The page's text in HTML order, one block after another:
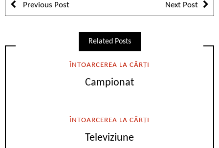
Previous Post Next Post
Related Posts
ÎNTOARCEREA LA CĂRȚI
Campionat
ÎNTOARCEREA LA CĂRȚI
Televiziune